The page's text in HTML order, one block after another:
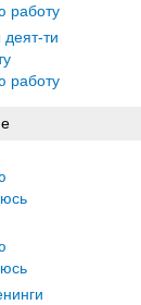
работу
ти
работу